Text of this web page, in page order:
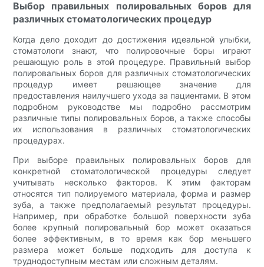
Выбор правильных полировальных боров для
различных стоматологических процедур
Когда дело доходит до достижения идеальной улыбки,
стоматологи знают, что полировочные боры играют
решающую роль в этой процедуре. Правильный выбор
полировальных боров для различных стоматологических
процедур имеет решающее значение для
предоставления наилучшего ухода за пациентами. В этом
подробном руководстве мы подробно рассмотрим
различные типы полировальных боров, а также способы
их использования в различных стоматологических
процедурах.
При выборе правильных полировальных боров для
конкретной стоматологической процедуры следует
учитывать несколько факторов. К этим факторам
относятся тип полируемого материала, форма и размер
зуба, а также предполагаемый результат процедуры.
Например, при обработке большой поверхности зуба
более крупный полировальный бор может оказаться
более эффективным, в то время как бор меньшего
размера может больше подходить для доступа к
труднодоступным местам или сложным деталям.